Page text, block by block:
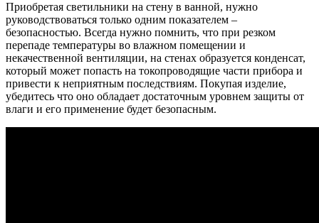
Приобретая светильники на стену в ванной, нужно
руководствоваться только одним показателем –
безопасностью. Всегда нужно помнить, что при резком
перепаде температуры во влажном помещении и
некачественной вентиляции, на стенах образуется конденсат,
который может попасть на токопроводящие части прибора и
привести к неприятным последствиям. Покупая изделие,
убедитесь что оно обладает достаточным уровнем защиты от
влаги и его применение будет безопасным.